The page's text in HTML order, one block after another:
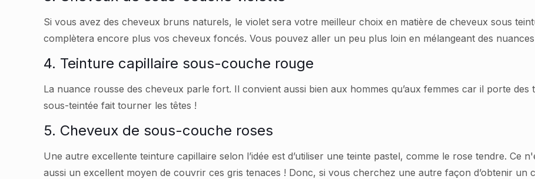
Si vous avez des cheveux bruns naturels, le violet sera votre meilleur choix en matière de cheveux sous
complètera encore plus vos cheveux foncés. Vous pouvez aller un peu plus loin en mélangeant des
4. Teinture capillaire sous-couche rouge
La nuance rousse des cheveux parle fort. Il convient aussi bien aux hommes qu’aux femmes car il porte des
sous-teintée fait tourner les têtes !
5. Cheveux de sous-couche roses
Une autre excellente teinture capillaire selon l’idée est d’utiliser une teinte pastel, comme le rose tendre. Ce
aussi un excellent moyen de couvrir ces gris tenaces ! Donc, si vous cherchez une autre façon d’obtenir un